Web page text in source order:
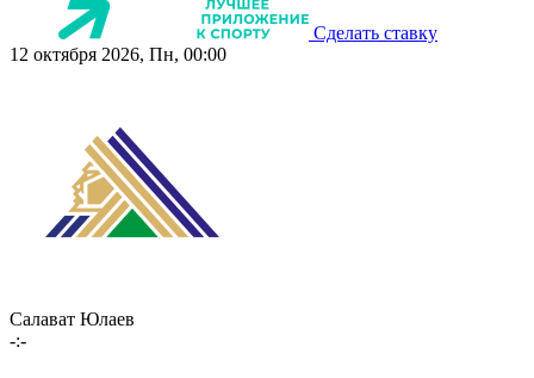
Сделать ставку
12 октября 2026, Пн, 00:00
Салават Юлаев
-:-